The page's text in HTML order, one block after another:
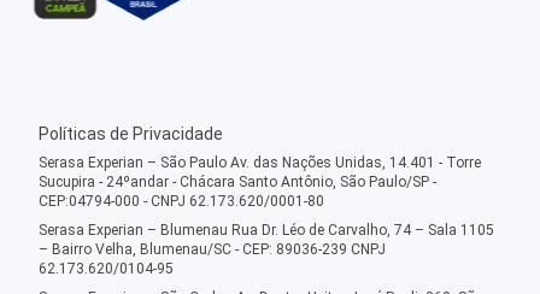
Políticas de Privacidade
Serasa Experian – São Paulo Av. das Nações Unidas, 14.401 - Torre
Sucupira - 24ºandar - Chácara Santo Antônio, São Paulo/SP -
CEP:04794-000 - CNPJ 62.173.620/0001-80
Serasa Experian – Blumenau Rua Dr. Léo de Carvalho, 74 – Sala 1105
– Bairro Velha, Blumenau/SC - CEP: 89036-239 CNPJ
62.173.620/0104-95